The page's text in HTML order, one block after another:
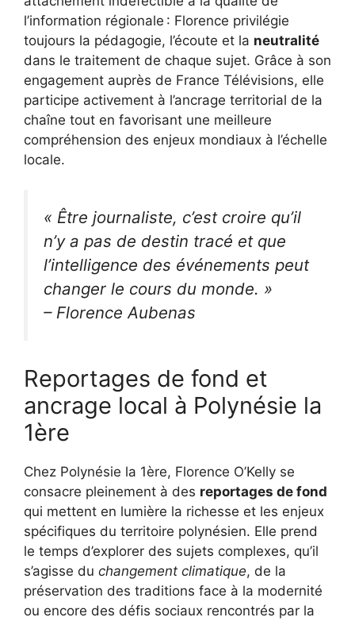
l’information régionale : Florence privilégie
toujours la pédagogie, l’écoute et la neutralité
dans le traitement de chaque sujet. Grâce à son
engagement auprès de France Télévisions, elle
participe activement à l’ancrage territorial de la
chaîne tout en favorisant une meilleure
compréhension des enjeux mondiaux à l’échelle
locale.
« Être journaliste, c’est croire qu’il
n’y a pas de destin tracé et que
l’intelligence des événements peut
changer le cours du monde. »
– Florence Aubenas
Reportages de fond et
ancrage local à Polynésie la
1ère
Chez Polynésie la 1ère, Florence O’Kelly se
consacre pleinement à des reportages de fond
qui mettent en lumière la richesse et les enjeux
spécifiques du territoire polynésien. Elle prend
le temps d’explorer des sujets complexes, qu’il
s’agisse du changement climatique, de la
préservation des traditions face à la modernité
ou encore des défis sociaux rencontrés par la